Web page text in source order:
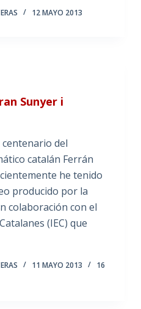
12 MAYO 2013
Sunyer i
centenario del
catalán Ferrán
he tenido
producido por la
colaboración con el
(IEC) que
11 MAYO 2013
16